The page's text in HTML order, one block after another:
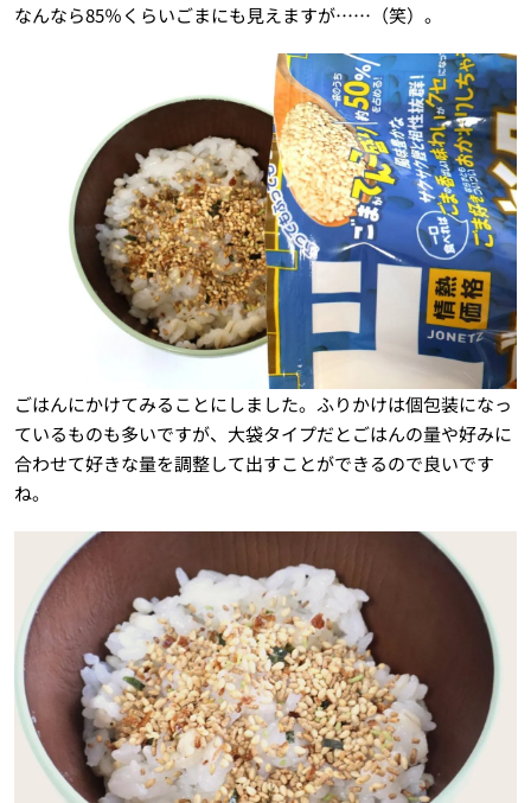
なんなら85％くらいごまにも見えますが……（笑）。
ごはんにかけてみることにしました。ふりかけは個包装になっ
ているものも多いですが、大袋タイプだとごはんの量や好みに
合わせて好きな量を調整して出すことができるので良いです
ね。